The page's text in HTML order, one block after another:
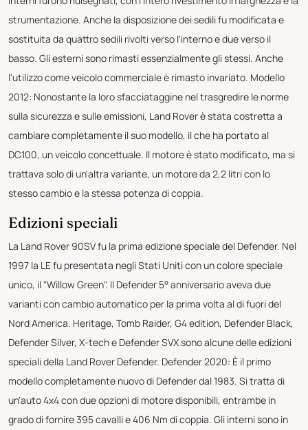
strumentazione. Anche la disposizione dei sedili fu modificata e
sostituita da quattro sedili rivolti verso l'interno e due verso il
basso. Gli esterni sono rimasti essenzialmente gli stessi. Anche
l'utilizzo come veicolo commerciale è rimasto invariato. Modello
2012: Nonostante la loro sfacciataggine nel trasgredire le norme
sulla sicurezza e sulle emissioni, Land Rover è stata costretta a
cambiare completamente il suo modello, il che ha portato al
DC100, un veicolo concettuale. Il motore è stato modificato, ma si
trattava solo di un'altra variante, un motore da 2,2 litri con lo
stesso cambio e la stessa potenza di coppia.
Edizioni speciali
La Land Rover 90SV fu la prima edizione speciale del Defender. Nel
1997 la LE fu presentata negli Stati Uniti con un colore speciale
unico, il "Willow Green". Il Defender 5° anniversario aveva due
varianti con cambio automatico per la prima volta al di fuori del
Nord America. Heritage, Tomb Raider, G4 edition, Defender Black,
Defender Silver, X-tech e Defender SVX sono alcune delle edizioni
speciali della Land Rover Defender. Defender 2020: È il primo
modello completamente nuovo di Defender dal 1983. Si tratta di
un'auto 4x4 con due opzioni di motore disponibili, entrambe in
grado di fornire 395 cavalli e 406 Nm di coppia. Gli interni sono in